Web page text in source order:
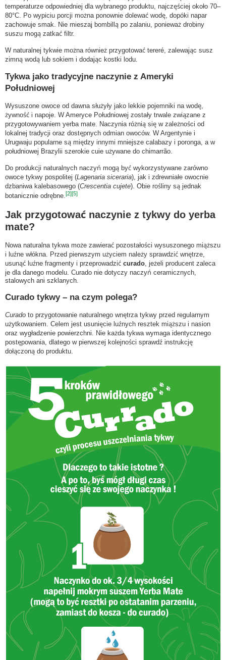
temperaturze odpowiedniej dla wybranego produktu, najczęściej około 70–
80°C. Po wypiciu porcji można ponownie dolewać wodę, dopóki napar
zachowuje smak. Nie mieszaj bombillą po zalaniu, ponieważ drobiny
suszu mogą zatkać filtr.
W naturalnej tykwie można również przygotować tereré, zalewając susz
zimną wodą lub sokiem i dodając kostki lodu.
Tykwa jako tradycyjne naczynie z Ameryki
Południowej
Wysuszone owoce od dawna służyły jako lekkie pojemniki na wodę,
żywność i napoje. W Ameryce Południowej zostały trwale związane z
przygotowywaniem yerba mate. Naczynia różnią się w zależności od
lokalnej tradycji oraz dostępnych odmian owoców. W Argentynie i
Urugwaju popularne są między innymi mniejsze calabazy i poronga, a w
południowej Brazylii szerokie cuie używane do chimarrão.
Do produkcji naturalnych naczyń mogą być wykorzystywane zarówno
owoce tykwy pospolitej (Lagenaria siceraria), jak i zdrewniałe owocnie
dzbaniwa kalebasowego (Crescentia cujete). Obie rośliny są jednak
botanicznie odrębne.[2][5]
Jak przygotować naczynie z tykwy do yerba
mate?
Nowa naturalna tykwa może zawierać pozostałości wysuszonego miąższu
i luźne włókna. Przed pierwszym użyciem należy sprawdzić wnętrze,
usunąć luźne fragmenty i przeprowadzić curado, jeżeli producent zaleca
je dla danego modelu. Curado nie dotyczy naczyń ceramicznych,
stalowych ani szklanych.
Curado tykwy – na czym polega?
Curado to przygotowanie naturalnego wnętrza tykwy przed regularnym
użytkowaniem. Celem jest usunięcie luźnych resztek miąższu i nasion
oraz wygładzenie powierzchni. Nie każda tykwa wymaga identycznego
postępowania, dlatego w pierwszej kolejności sprawdź instrukcję
dołączoną do produktu.